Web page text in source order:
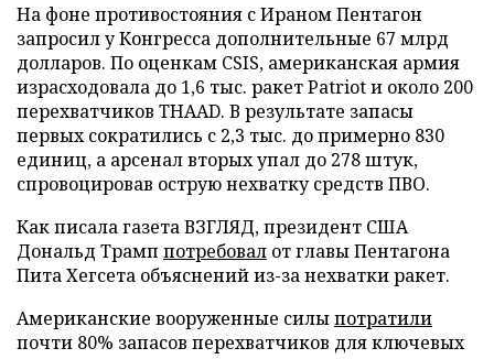
На фоне противостояния с Ираном Пентагон
запросил у Конгресса дополнительные 67 млрд
долларов. По оценкам CSIS, американская армия
израсходовала до 1,6 тыс. ракет Patriot и около 200
перехватчиков THAAD. В результате запасы
первых сократились с 2,3 тыс. до примерно 830
единиц, а арсенал вторых упал до 278 штук,
спровоцировав острую нехватку средств ПВО.
Как писала газета ВЗГЛЯД, президент США
Дональд Трамп потребовал от главы Пентагона
Пита Хегсета объяснений из-за нехватки ракет.
Американские вооруженные силыпотратили
почти 80% запасов перехватчиков для ключевых